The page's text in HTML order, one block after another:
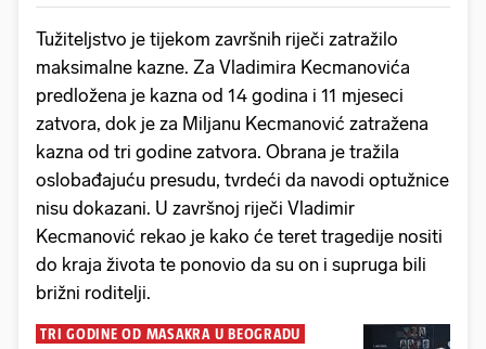
Tužiteljstvo je tijekom završnih riječi zatražilo
maksimalne kazne. Za Vladimira Kecmanovića
predložena je kazna od 14 godina i 11 mjeseci
zatvora, dok je za Miljanu Kecmanović zatražena
kazna od tri godine zatvora. Obrana je tražila
oslobađajuću presudu, tvrdeći da navodi optužnice
nisu dokazani. U završnoj riječi Vladimir
Kecmanović rekao je kako će teret tragedije nositi
do kraja života te ponovio da su on i supruga bili
brižni roditelji.
TRI GODINE OD MASAKRA U BEOGRADU